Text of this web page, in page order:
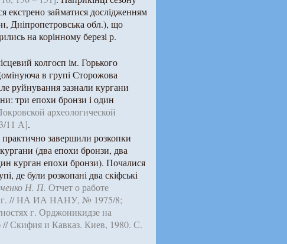
екстрено займатися дослідженням
Дніпропетровська обл.), що
на корінному березі р.
колгосп ім. Горького
в групі Сторожова
руйнування зазнали кургани
три епохи бронзи і один
археологической
11 А].
завершили розкопки
(два епохи бронзи, два
курган епохи бронзи). Почалися
де були розкопані два скіфські
Н. П. Отчет о работе
гг. // НА ИА НАНУ, № 1975/8;
г. Орджоникидзе на
// Скифия и Кавказ. Киев, 1980. С.